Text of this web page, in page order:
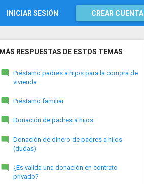
INICIAR SESIÓN CREAR CUENTA
MÁS RESPUESTAS DE ESTOS TEMAS
Préstamo padres a hijos para la compra de
vivienda
Préstamo familiar
Donación de padres a hijos
Donación de dinero de padres a hijos
(dudas)
¿Es valida una donación en contrato
privado?